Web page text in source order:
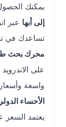
يمكنك الحصول
إلى أبهاعبر اتباع
تساعدك في تقليل
محرك بحث طيران
واسعة وأسعاراً
الأحساء الدولي (HOF)
يعتمد السعر على